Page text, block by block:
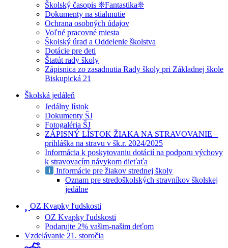
Školský časopis ❊Fantastika❊
Dokumenty na stiahnutie
Ochrana osobných údajov
Voľné pracovné miesta
Školský úrad a Oddelenie školstva
Dotácie pre deti
Štatút rady školy
Zápisnica zo zasadnutia Rady školy pri Základnej škole
Biskupická 21
Školská jedáleň
Jedálny lístok
Dokumenty ŠJ
Fotogaléria ŠJ
ZÁPISNÝ LÍSTOK ŽIAKA NA STRAVOVANIE –
prihláška na stravu v šk.r. 2024/2025
Informácia k poskytovaniu dotácií na podporu výchovy
k stravovacím návykom dieťaťa
Informácie pre žiakov strednej školy
Oznam pre stredoškolských stravníkov školskej
jedálne
OZ Kvapky ľudskosti
OZ Kvapky ľudskosti
Podarujte 2% vašim-našim deťom
Vzdelávanie 21. storočia